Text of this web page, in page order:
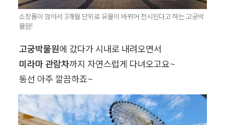
소장품이 많아서 3개월 단위로 유물이 바뀌어 전시된다고 하는 고궁박
물원!
고궁박물원
미라마 관람차까지 자연스럽게 다녀오고요~
동선 아주 깔끔하죠~